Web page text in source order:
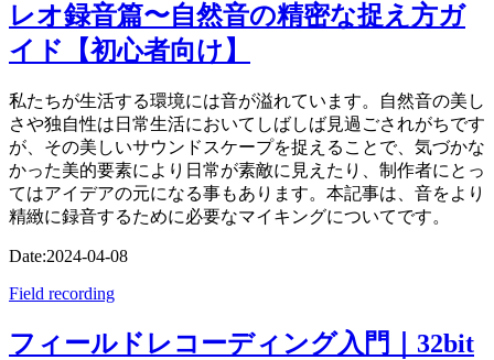
レオ録音篇〜自然音の精密な捉え方ガ
イド【初心者向け】
私たちが生活する環境には音が溢れています。自然音の美し
さや独自性は日常生活においてしばしば見過ごされがちです
が、その美しいサウンドスケープを捉えることで、気づかな
かった美的要素により日常が素敵に見えたり、制作者にとっ
てはアイデアの元になる事もあります。本記事は、音をより
精緻に録音するために必要なマイキングについてです。
Date:2024-04-08
Field recording
フィールドレコーディング入門｜32bit